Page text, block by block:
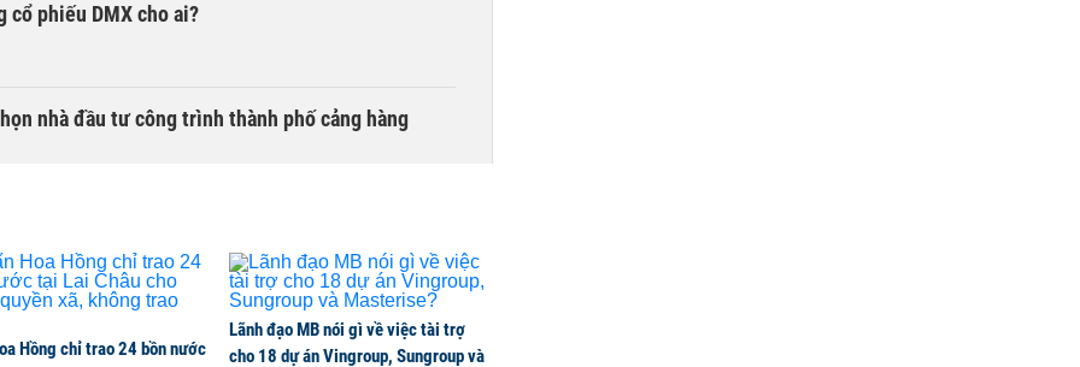
cổ phiếu DMX cho ai?
nhà đầu tư công trình thành phố cảng hàng
ai đã mua vào?
lao động công trình đóng BHXH bắt buộc
Hồng chỉ trao 24 bồn nước
Lãnh đạo MB nói gì về việc tài trợ
cho 18 dự án Vingroup, Sungroup và